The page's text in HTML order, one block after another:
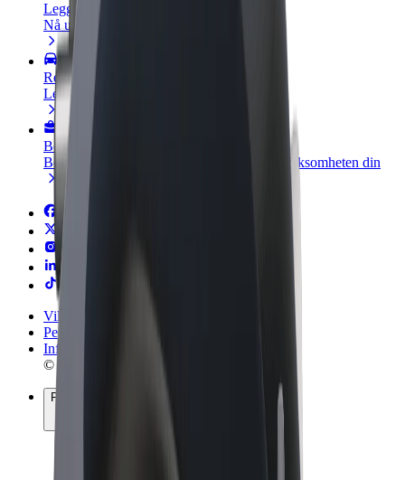
Legg til en restaurant eller butikk
Nå ut til flere kunder og øk inntjeningen
Registrer deg som flåteeier
Legg til flåten din i Bolt og øk inntekten
Bolt for Business
Bolt-produkter og tjenester oppskalert for virksomheten din
Vilkår og betingelser
Personvern
Informasjonskapsler
© 2026 Bolt Technology OÜ
Produkter